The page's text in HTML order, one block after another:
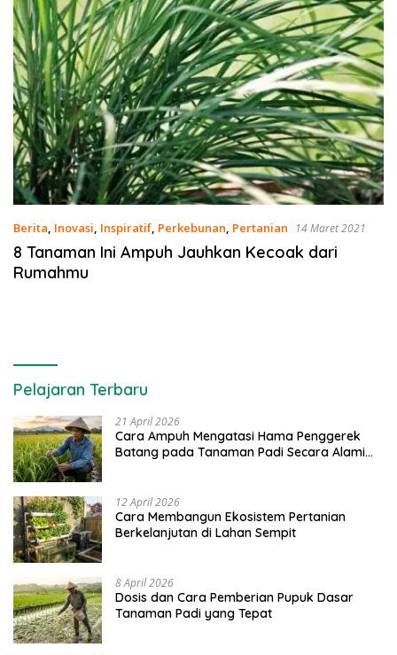
Berita, Inovasi, Inspiratif, Perkebunan, Pertanian 14 Maret 2021
8 Tanaman Ini Ampuh Jauhkan Kecoak dari
Rumahmu
Pelajaran Terbaru
21 April 2026
Cara Ampuh Mengatasi Hama Penggerek
Batang pada Tanaman Padi Secara Alami
12 April 2026
Cara Membangun Ekosistem Pertanian
Berkelanjutan di Lahan Sempit
8 April 2026
Dosis dan Cara Pemberian Pupuk Dasar
Tanaman Padi yang Tepat